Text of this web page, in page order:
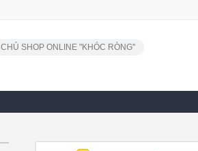
CHỦ SHOP ONLINE "KHÓC RÒNG"